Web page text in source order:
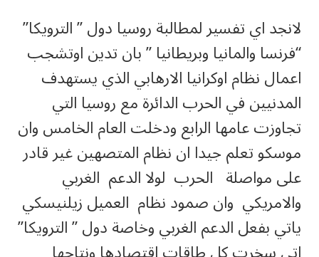
لانجد اي تفسير لمطالبة روسيا دول ” الترويكا”
“فرنسا والمانيا وبريطانيا ” بان تدين اوتشجب
اعمال نظام اوكرانيا الارهابي الذي يستهدف
المدنيين في الحرب الدائرة مع روسيا التي
تجاوزت عامها الرابع ودخلت العام الخامس وان
موسكو تعلم جيدا ان نظام المتصهين غير قادر
على مواصلة الحرب لولا الدعم الغربي
والامريكي وان صمود نظام العميل زيلنيسكي
ياتي بفعل الدعم الغربي وخاصة دول ” الترويكا”